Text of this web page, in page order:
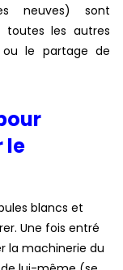
neuves) sont
toutes les autres
ou le partage de
le
blancs et
Une fois entré
la machinerie du